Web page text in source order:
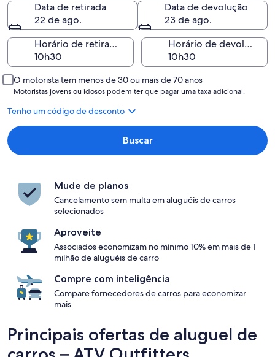
Data de retirada
22 de ago.
Data de devolução
23 de ago.
Horário de retirada
Horário de devolução
O motorista tem menos de 30 ou mais de 70 anos
Motoristas jovens ou idosos podem ter que pagar uma taxa adicional.
Tenho um código de desconto
Buscar
Mude de planos
Cancelamento sem multa em aluguéis de carros
selecionados
Aproveite
Associados economizam no mínimo 10% em mais de 1
milhão de aluguéis de carro
Compre com inteligência
Compare fornecedores de carros para economizar
mais
Principais ofertas de aluguel de